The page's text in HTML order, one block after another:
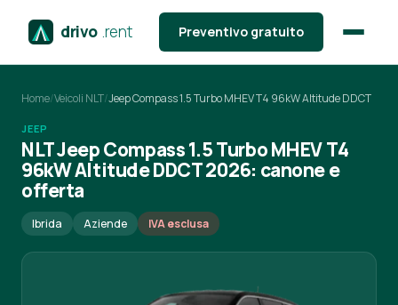
drivo .rent Preventivo gratuito
Home/Veicoli NLT/Jeep Compass 1.5 Turbo MHEV T4 96kW Altitude DDCT
JEEP
NLT Jeep Compass 1.5 Turbo MHEV T4
96kW Altitude DDCT 2026: canone e
offerta
Ibrida Aziende IVA esclusa